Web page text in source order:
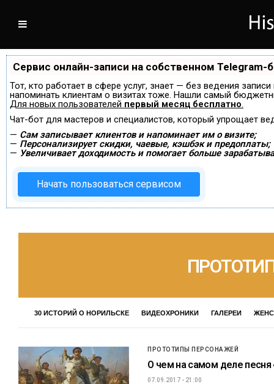
Сервис онлайн-записи на собственном Telegram-
Тот, кто работает в сфере услуг, знает — без ведения
напоминать клиентам о визитах тоже. Нашли самый
Для новых пользователей первый месяц бесплатно.
Чат-бот для мастеров и специалистов, который упрощает
— Сам записывает клиентов и напоминает им о визите;
— Персонализирует скидки, чаевые, кэшбэк и предоплаты;
— Увеличивает доходимость и помогает больше
Начать пользоваться сервисом
30 ИСТОРИЙ О НОРИЛЬСКЕ ВИДЕОХРОНИКИ ГАЛЕРЕИ
ПРОТОТИПЫ ПЕРСОНАЖЕЙ
О чем на самом деле
07.09.2017 - 21:00